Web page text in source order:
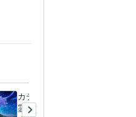
カテゴライズできないことを
霊感とカードで占います 何